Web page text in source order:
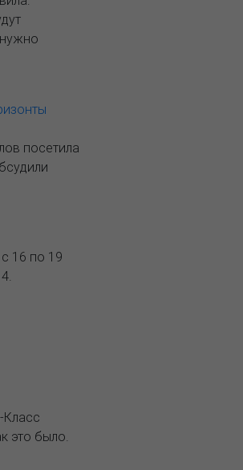
посетила
16 по 19
Класс
это было.